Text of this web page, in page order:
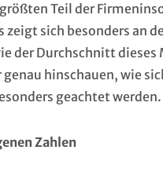
Teil der
zeigt sich besonders an
der Durchschnitt
hinschauen, wie
geachtet werden.
Zahlen